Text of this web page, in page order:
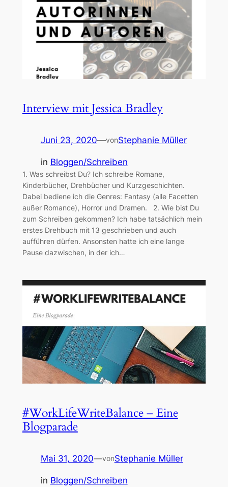
Interview mit Jessica Bradley
Juni 23, 2020—vonStephanie Müller
in Bloggen/Schreiben
1. Was schreibst Du? Ich schreibe Romane,
Kinderbücher, Drehbücher und Kurzgeschichten.
Dabei bediene ich die Genres: Fantasy (alle Facetten
außer Romance), Horror und Dramen. 2. Wie bist Du
zum Schreiben gekommen? Ich habe tatsächlich mein
erstes Drehbuch mit 13 geschrieben und auch
aufführen dürfen. Ansonsten hatte ich eine lange
Pause dazwischen, in der ich…
#WorkLifeWriteBalance – Eine
Blogparade
Mai 31, 2020—vonStephanie Müller
in Bloggen/Schreiben